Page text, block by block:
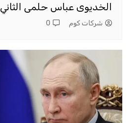
الخديوى عباس حلمى الثاني
شركات كوم 0